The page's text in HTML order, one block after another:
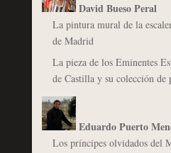
David Bueso Peral
La pintura mural de la
de Madrid
La pieza de los Eminentes
de Castilla y su colección de
Eduardo Puerto
Los príncipes olvidados del